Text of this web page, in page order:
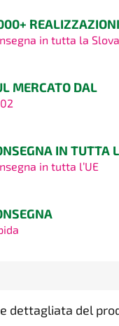
REALIZZAZIONI
in tutta la
MERCATO DAL
IN TUTTA
in tutta l’UE
dettagliata del